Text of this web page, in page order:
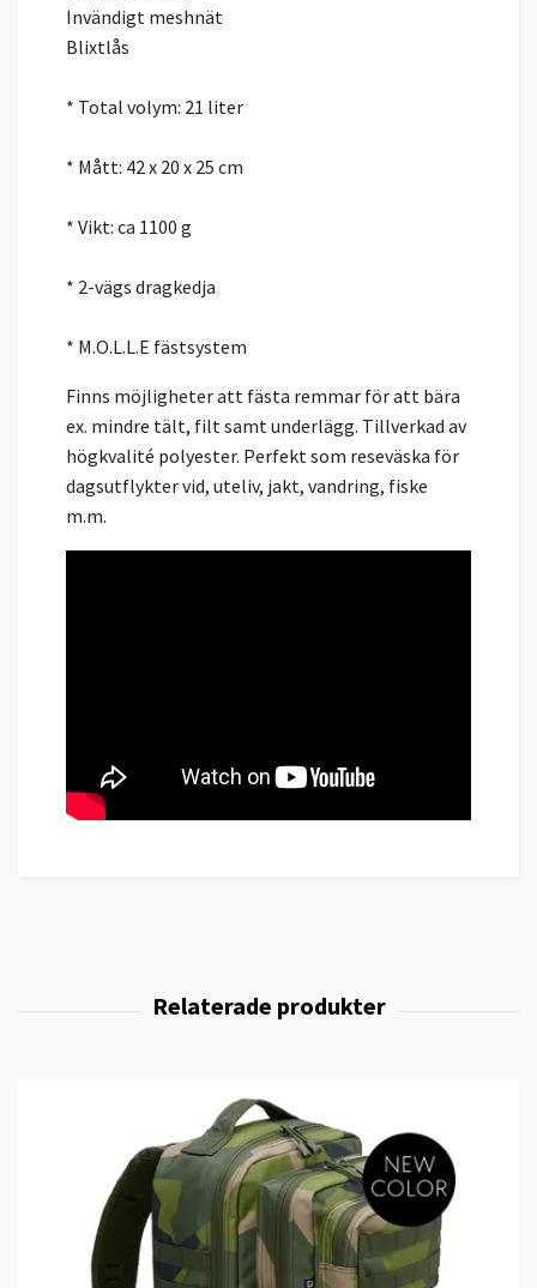
Invändigt meshnät
Blixtlås
* Total volym: 21 liter
* Mått: 42 x 20 x 25 cm
* Vikt: ca 1100 g
* 2-vägs dragkedja
* M.O.L.L.E fästsystem
Finns möjligheter att fästa remmar för att bära
ex. mindre tält, filt samt underlägg. Tillverkad av
högkvalité polyester. Perfekt som reseväska för
dagsutflykter vid, uteliv, jakt, vandring, fiske
m.m.